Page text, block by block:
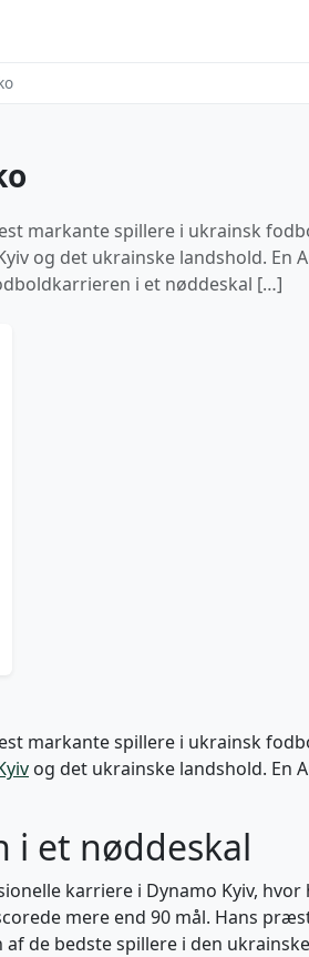
markante spillere i ukrainsk
og det ukrainske landshold.
i et nøddeskal […]
markante spillere i ukrainsk
og det ukrainske landshold. En
i et nøddeskal
karriere i Dynamo Kyiv,
mere end 90 mål. Hans
de bedste spillere i den